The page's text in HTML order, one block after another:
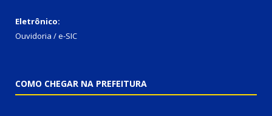
Eletrônico:
Ouvidoria / e-SIC
COMO CHEGAR NA PREFEITURA